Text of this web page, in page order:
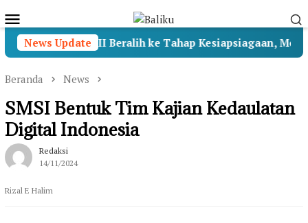
ke
kontenMobile
News Update
Sentosa II Beralih ke Tahap Kesiapsiagaan, Menhub
Beranda News
SMSI Bentuk Tim Kajian Kedaulatan
Digital Indonesia
Redaksi
14/11/2024
Rizal E Halim